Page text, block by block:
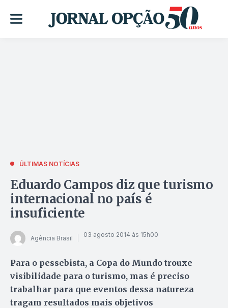
ÚLTIMAS NOTÍCIAS
Eduardo Campos diz que turismo
internacional no país é
insuficiente
Agência Brasil 03 agosto 2014 às 15h00
Para o pessebista, a Copa do Mundo trouxe
visibilidade para o turismo, mas é preciso
trabalhar para que eventos dessa natureza
tragam resultados mais objetivos